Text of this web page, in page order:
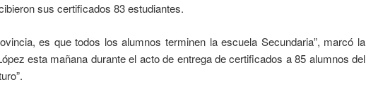
sus certificados 83 estudiantes.
es que todos los alumnos terminen la escuela Secundaria”, marcó la
esta mañana durante el acto de entrega de certificados a 85 alumnos del